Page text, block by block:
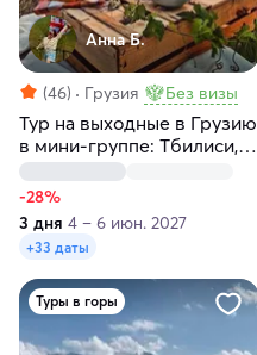
Анна Б.
(46) Грузия Без визы
Тур на выходные в Грузию
в мини-группе: Тбилиси,
Кахетия, Мцхета, Казбеги
-28%
3 дня 4 – 6 июн. 2027
+33 даты
Туры в горы